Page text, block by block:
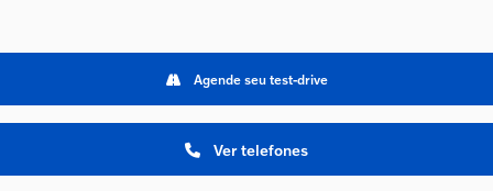
Ver telefones
Agende seu test-drive